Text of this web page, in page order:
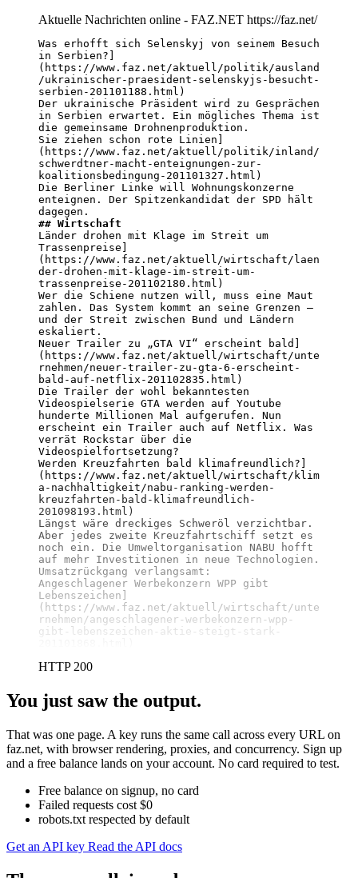
Aktuelle Nachrichten online - FAZ.NET https://faz.net/
Was erhofft sich Selenskyj von seinem Besuch
in Serbien?]
(https://www.faz.net/aktuell/politik/ausland
/ukrainischer-praesident-selenskyjs-besucht-
serbien-201101188.html)
Der ukrainische Präsident wird zu Gesprächen
in Serbien erwartet. Ein mögliches Thema ist
die gemeinsame Drohnenproduktion.
Sie ziehen schon rote Linien]
(https://www.faz.net/aktuell/politik/inland/
schwerdtner-macht-enteignungen-zur-
koalitionsbedingung-201101327.html)
Die Berliner Linke will Wohnungskonzerne
enteignen. Der Spitzenkandidat der SPD hält
## Wirtschaft
Länder drohen mit Klage im Streit um
Trassenpreise]
(https://www.faz.net/aktuell/wirtschaft/laen
der-drohen-mit-klage-im-streit-um-
trassenpreise-201102180.html)
Wer die Schiene nutzen will, muss eine Maut
zahlen. Das System kommt an seine Grenzen –
und der Streit zwischen Bund und Ländern
eskaliert.
Neuer Trailer zu „GTA VI“ erscheint bald]
(https://www.faz.net/aktuell/wirtschaft/unte
rnehmen/neuer-trailer-zu-gta-6-erscheint-
bald-auf-netflix-201102835.html)
Die Trailer der wohl bekanntesten
Videospielserie GTA werden auf Youtube
hunderte Millionen Mal aufgerufen. Nun
erscheint ein Trailer auch auf Netflix. Was
verrät Rockstar über die
Videospielfortsetzung?
Werden Kreuzfahrten bald klimafreundlich?]
(https://www.faz.net/aktuell/wirtschaft/klim
a-nachhaltigkeit/nabu-ranking-werden-
kreuzfahrten-bald-klimafreundlich-
201098193.html)
Längst wäre dreckiges Schweröl verzichtbar.
Aber jedes zweite Kreuzfahrtschiff setzt es
noch ein. Die Umweltorganisation NABU hofft
auf mehr Investitionen in neue Technologien.
Umsatzrückgang verlangsamt:
Angeschlagener Werbekonzern WPP gibt
Lebenszeichen]
(https://www.faz.net/aktuell/wirtschaft/unte
rnehmen/angeschlagener-werbekonzern-wpp-
gibt-lebenszeichen-aktie-steigt-stark-
HTTP 200
You just saw the output.
That was one page. A key runs the same call across every URL on
faz.net, with browser rendering, proxies, and concurrency. Sign up
and a free balance lands on your account. No card required to test.
Free balance on signup, no card
Failed requests cost $0
robots.txt respected by default
Get an API key Read the API docs